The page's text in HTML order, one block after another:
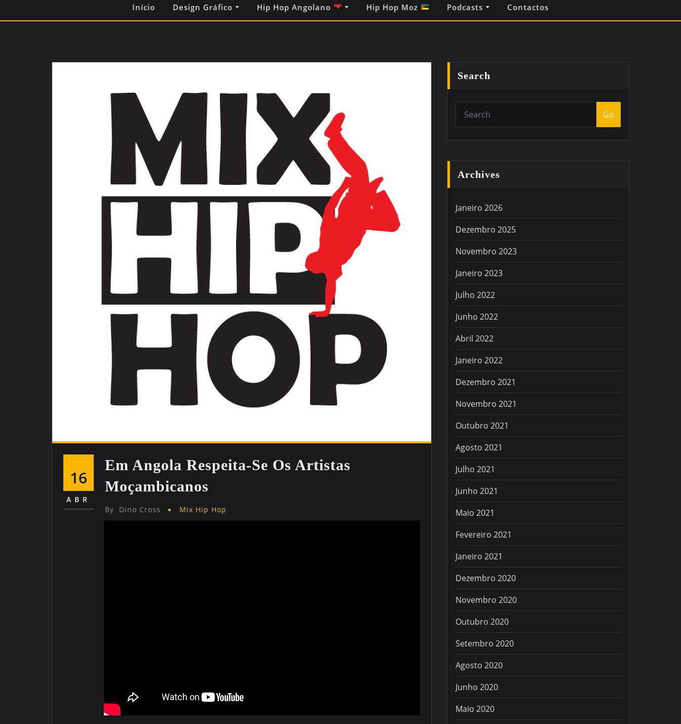
Início Design Gráfico Hip Hop Angolano Hip Hop Moz Podcasts Contactos
16
ABR
Em Angola Respeita-Se Os Artistas
Moçambicanos
By Dino Cross Mix Hip Hop
Search
Go
Archives
Janeiro 2026
Dezembro 2025
Novembro 2023
Janeiro 2023
Julho 2022
Junho 2022
Abril 2022
Janeiro 2022
Dezembro 2021
Novembro 2021
Outubro 2021
Agosto 2021
Julho 2021
Junho 2021
Maio 2021
Fevereiro 2021
Janeiro 2021
Dezembro 2020
Novembro 2020
Outubro 2020
Setembro 2020
Agosto 2020
Junho 2020
Maio 2020